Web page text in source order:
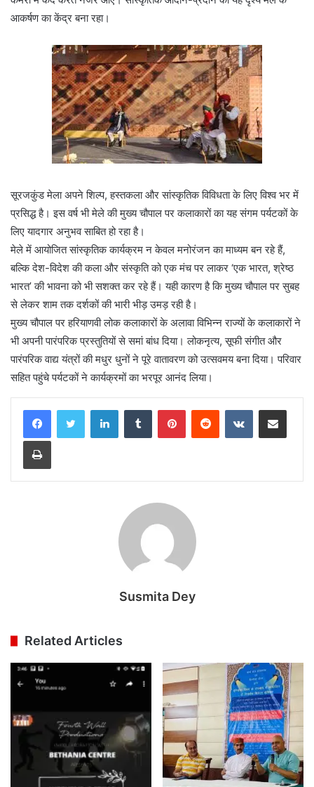
आकर्षण का केंद्र बना रहा।
सूरजकुंड मेला अपने शिल्प, हस्तकला और सांस्कृतिक विविधता के लिए विश्व भर में
प्रसिद्ध है। इस वर्ष भी मेले की मुख्य चौपाल पर कलाकारों का यह संगम पर्यटकों के
लिए यादगार अनुभव साबित हो रहा है।
मेले में आयोजित सांस्कृतिक कार्यक्रम न केवल मनोरंजन का माध्यम बन रहे हैं,
बल्कि देश-विदेश की कला और संस्कृति को एक मंच पर लाकर ‘एक भारत, श्रेष्ठ
भारत’ की भावना को भी सशक्त कर रहे हैं। यही कारण है कि मुख्य चौपाल पर सुबह
से लेकर शाम तक दर्शकों की भारी भीड़ उमड़ रही है।
मुख्य चौपाल पर हरियाणवी लोक कलाकारों के अलावा विभिन्न राज्यों के कलाकारों ने
भी अपनी पारंपरिक प्रस्तुतियों से समां बांध दिया। लोकनृत्य, सूफी संगीत और
पारंपरिक वाद्य यंत्रों की मधुर धुनों ने पूरे वातावरण को उत्सवमय बना दिया। परिवार
सहित पहुंचे पर्यटकों ने कार्यक्रमों का भरपूर आनंद लिया।
LinkedInTumblr PinterestReddit VKontakteShare via Email
Print
Susmita Dey
Related Articles